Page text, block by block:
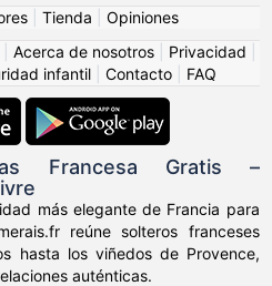
Tienda
Opiniones
Acerca de nosotros Privacidad
infantil Contacto FAQ
Francesa Gratis –
más elegante de Francia para
reúne solteros franceses
hasta los viñedos de Provence,
auténticas.